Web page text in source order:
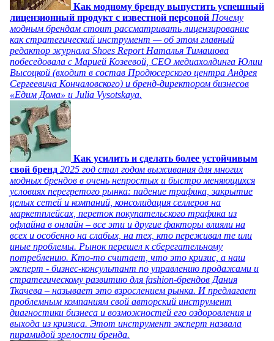
Как модному бренду выпустить успешный
лицензионный продукт с известной персоной Почему
модным брендам стоит рассматривать лицензирование
как стратегический инструмент — об этом главный
редактор журнала Shoes Report Наталья Тимашова
побеседовала с Марией Козеевой, СЕО медиахолдинга Юлии
Высоцкой (входит в состав Продюсерского центра Андрея
Сергеевича Кончаловского) и бренд-директором бизнесов
«Едим Дома» и Julia Vysotskaya.
Как усилить и сделать более устойчивым
свой бренд 2025 год стал годом выживания для многих
модных брендов в очень непростых и быстро меняющихся
условиях перегретого рынка: падение трафика, закрытие
целых сетей и компаний, консолидация селлеров на
маркетплейсах, переток покупательского трафика из
офлайна в онлайн – все эти и другие факторы влияли на
всех и особенно на слабых, на тех, кто переживал те или
иные проблемы. Рынок перешел к сберегательному
потреблению. Кто-то считает, что это кризис, а наш
эксперт - бизнес-консультант по управлению продажами и
стратегическому развитию для fashion-брендов Дания
Ткачева – называет это взрослением рынка. И предлагает
проблемным компаниям свой авторский инструмент
диагностики бизнеса и возможностей его оздоровления и
выхода из кризиса. Этот инструмент эксперт назвала
пирамидой зрелости бренда.